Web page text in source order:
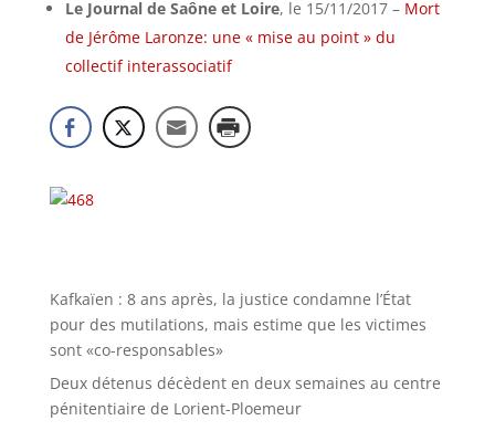
Le Journal de Saône et Loire, le 15/11/2017 – Mort
de Jérôme Laronze: une « mise au point » du
collectif interassociatif
Kafkaïen : 8 ans après, la justice condamne l’État
pour des mutilations, mais estime que les victimes
sont «co-responsables»
Deux détenus décèdent en deux semaines au centre
pénitentiaire de Lorient-Ploemeur